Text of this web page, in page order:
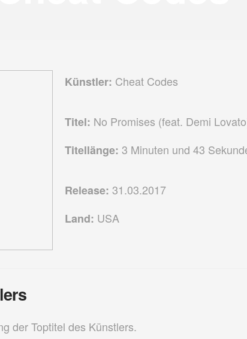
Künstler: Cheat Codes
Titel: No Promises (feat. Demi
Titellänge: 3 Minuten und 43
Release: 31.03.2017
Land: USA
der Toptitel des Künstlers.